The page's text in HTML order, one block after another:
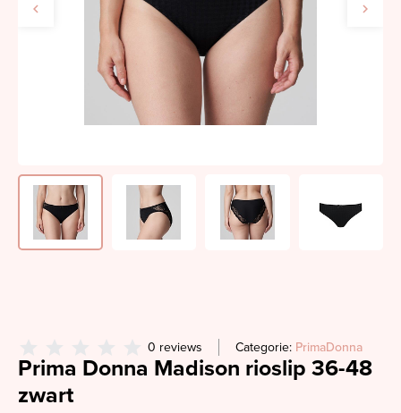
0 reviews Categorie: PrimaDonna
Prima Donna Madison rioslip 36-48
zwart